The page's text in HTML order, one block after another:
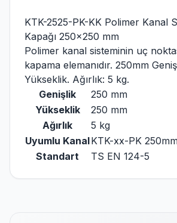
KTK-2525-PK-KK Polimer Kanal
Kapağı 250x250 mm
Polimer kanal sisteminin uç
kapama elemanıdır. 250mm
Yükseklik. Ağırlık: 5 kg.
Genişlik
250 mm
Yükseklik
250 mm
Ağırlık
5 kg
Uyumlu KanalKTK-xx-PK
Standart
TS EN 124-5